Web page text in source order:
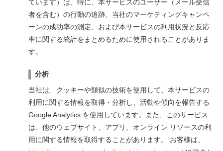
ています）は、特に、本サービスのユーザー（メール受信
者を含む）の行動の追跡、当社のマーケティングキャンペ
ーンの成功率の測定、および本サービスの利用状況と反応
率に関する統計をまとめるために使用されることがありま
す。
分析
当社は、クッキーや類似の技術を使用して、本サービスの
利用に関する情報を取得・分析し、活動や傾向を報告する
Google Analytics を使用しています。また、このサービス
は、他のウェブサイト、アプリ、オンライン リソースの利
用に関する情報を取得することがあります。 お客様は、